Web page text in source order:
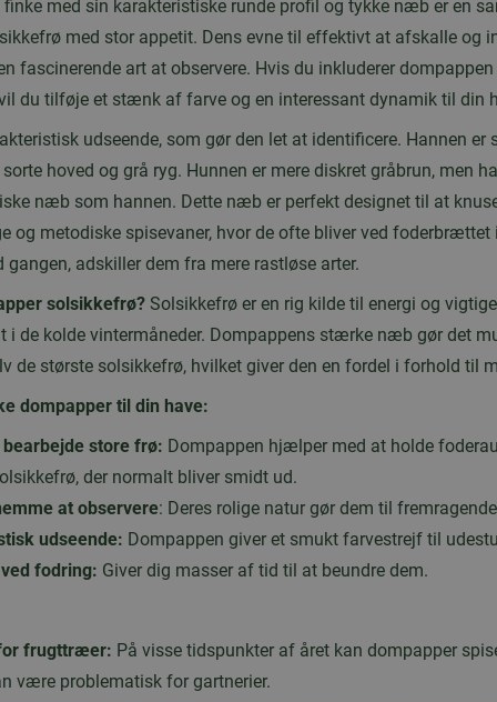
finke med sin karakteristiske runde profil og tykke næb er en
med stor appetit. Dens evne til effektivt at afskalle og
fascinerende art at observere. Hvis du inkluderer
du tilføje et stænk af farve og en interessant dynamik til din
udseende, som gør den let at identificere. Hannen
hoved og grå ryg. Hunnen er mere diskret gråbrun, men
næb som hannen. Dette næb er perfekt designet til at
og metodiske spisevaner, hvor de ofte bliver ved
gangen, adskiller dem fra mere rastløse arter.
solsikkefrø? Solsikkefrø er en rig kilde til energi og
de kolde vintermåneder. Dompappens stærke næb gør det
de største solsikkefrø, hvilket giver den en fordel i forhold til
dompapper til din have:
store frø: Dompappen hjælper med at holde
der normalt bliver smidt ud.
at observere: Deres rolige natur gør dem til
udseende: Dompappen giver et smukt farvestrejf til
fodring: Giver dig masser af tid til at beundre dem.
frugttræer: På visse tidspunkter af året kan dompapper
være problematisk for gartnerier.